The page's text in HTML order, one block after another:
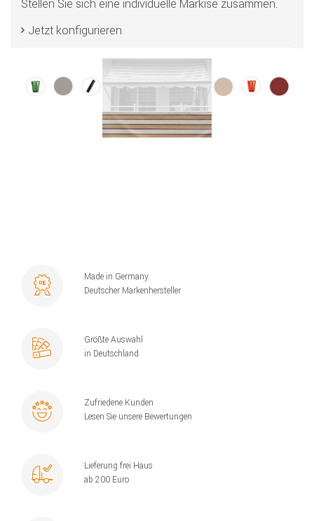
Stellen Sie sich eine individuelle Markise zusammen.
Jetzt konfigurieren
Made in Germany
Deutscher Markenhersteller
Größte Auswahl
in Deutschland
Zufriedene Kunden
Lesen Sie unsere Bewertungen
Lieferung frei Haus
ab 200 Euro